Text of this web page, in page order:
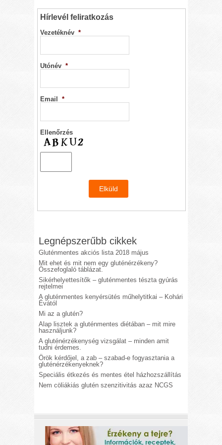
Hírlevél feliratkozás
Vezetéknév *
Utónév *
Email *
Ellenőrzés
Legnépszerűbb cikkek
Gluténmentes akciós lista 2018 május
Mit ehet és mit nem egy gluténérzékeny?
Összefoglaló táblázat.
Sikérhelyettesítők – gluténmentes tészta gyúrás
rejtelmei
A gluténmentes kenyérsütés műhelytitkai – Kohári
Évától
Mi az a glutén?
Alap lisztek a gluténmentes diétában – mit mire
használjunk?
A gluténérzékenység vizsgálat – minden amit
tudni érdemes.
Örök kérdőjel, a zab – szabad-e fogyasztania a
gluténérzékenyeknek?
Speciális étkezés és mentes étel házhozszállítás
Nem cöliákiás glutén szenzitivitás azaz NCGS